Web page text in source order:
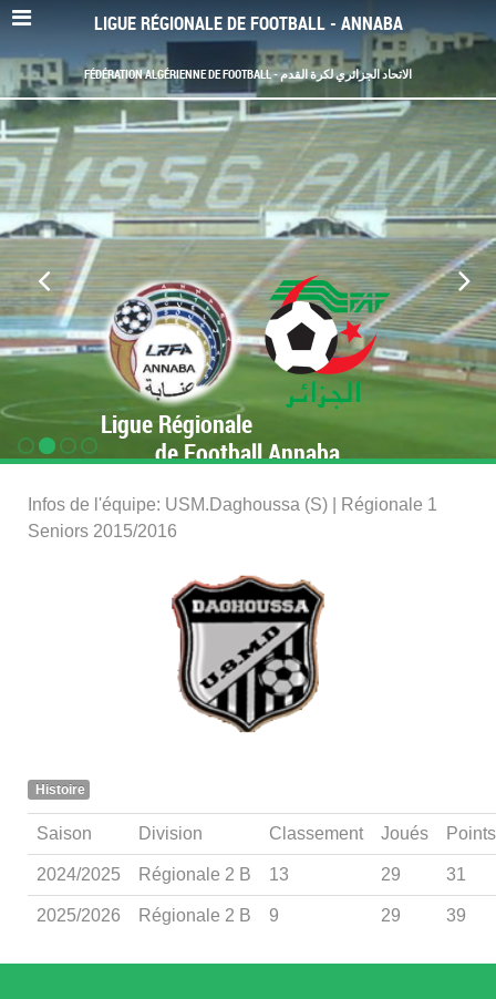
LIGUE RÉGIONALE DE FOOTBALL - ANNABA
FÉDÉRATION ALGÉRIENNE DE FOOTBALL - الاتحاد الجزائري لكرة القدم
Ligue Régionale
de Football Annaba
Infos de l'équipe: USM.Daghoussa (S) | Régionale 1
Seniors 2015/2016
Histoire
Saison Division Classement Joués Points
2024/2025 Régionale 2 B 13 29 31
2025/2026 Régionale 2 B 9 29 39